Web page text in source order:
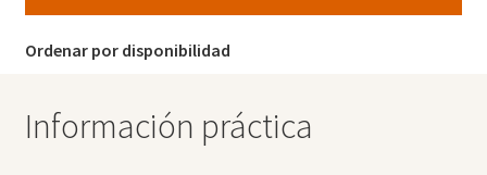
Ordenar por disponibilidad
Información práctica